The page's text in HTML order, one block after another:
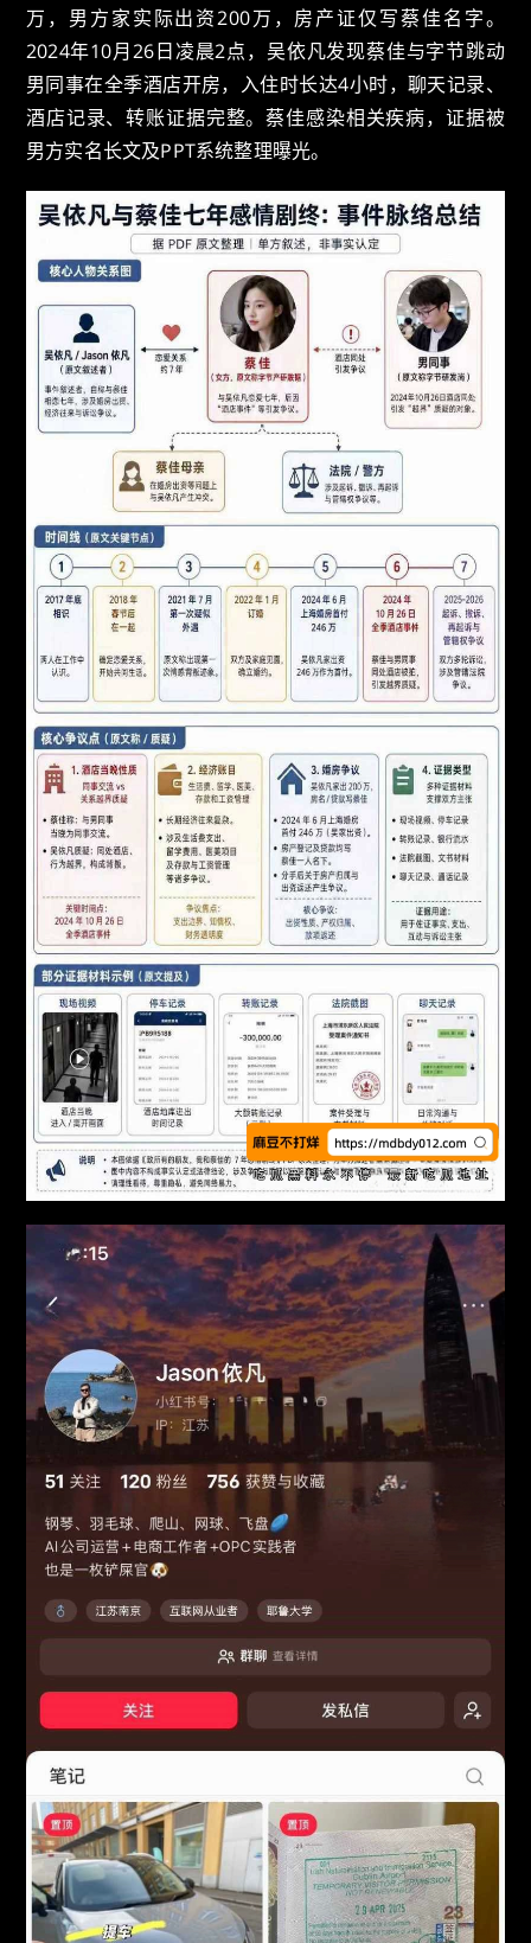
万，男方家实际出资200万，房产证仅写蔡佳名字。
2024年10月26日凌晨2点，吴依凡发现蔡佳与字节跳动
男同事在全季酒店开房，入住时长达4小时，聊天记录、
酒店记录、转账证据完整。蔡佳感染相关疾病，证据被
男方实名长文及PPT系统整理曝光。